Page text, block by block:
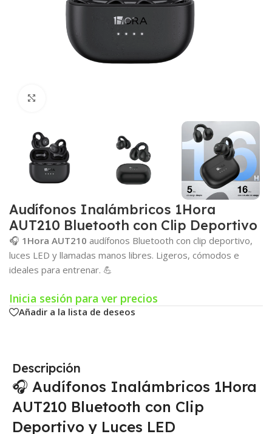
Audífonos Inalámbricos 1Hora
AUT210 Bluetooth con Clip Deportivo
🎧 1Hora AUT210 audífonos Bluetooth con clip deportivo,
luces LED y llamadas manos libres. Ligeros, cómodos e
ideales para entrenar. 💪
Inicia sesión para ver precios
Añadir a la lista de deseos
Descripción
🎧 Audífonos Inalámbricos 1Hora
AUT210 Bluetooth con Clip
Deportivo y Luces LED